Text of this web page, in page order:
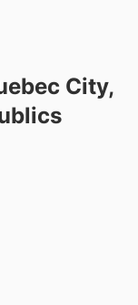
City,